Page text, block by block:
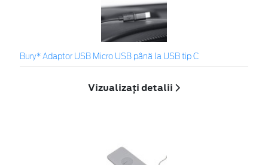
Bury* Adaptor USB Micro USB până la USB tip C
Vizualizați detalii